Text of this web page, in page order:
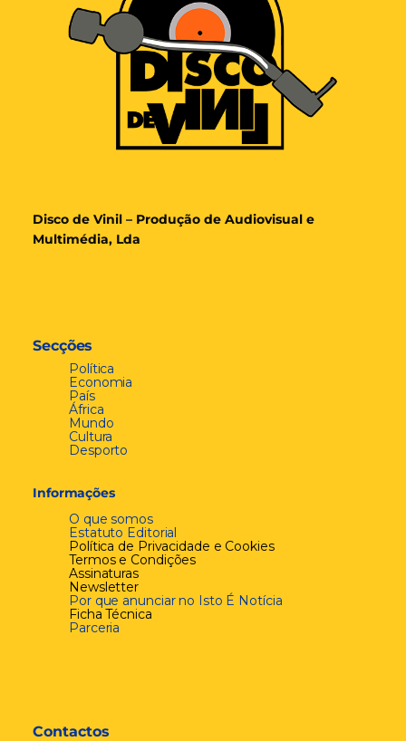
Disco de Vinil – Produção de Audiovisual e
Multimédia, Lda
Secções
Política
Economia
País
África
Mundo
Cultura
Desporto
Informações
O que somos
Estatuto Editorial
Política de Privacidade e Cookies
Termos e Condições
Assinaturas
Newsletter
Por que anunciar no Isto É Notícia
Ficha Técnica
Parceria
Contactos